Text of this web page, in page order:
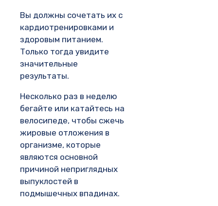
Вы должны сочетать их с
кардиотренировками и
здоровым питанием.
Только тогда увидите
значительные
результаты.
Несколько раз в неделю
бегайте или катайтесь на
велосипеде, чтобы сжечь
жировые отложения в
организме, которые
являются основной
причиной неприглядных
выпуклостей в
подмышечных впадинах.